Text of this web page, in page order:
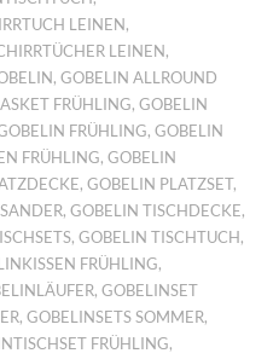
LEINEN,
LEINEN ,
,GOBELIN ALLROUND
FRÜHLING,GOBELIN
FRÜHLING,GOBELIN
FRÜHLING,GOBELIN
,GOBELIN PLATZSET,
,GOBELIN TISCHDECKE,
,GOBELIN TISCHTUCH ,
FRÜHLING,
,GOBELINSET
,GOBELINSETS SOMMER,
FRÜHLING,